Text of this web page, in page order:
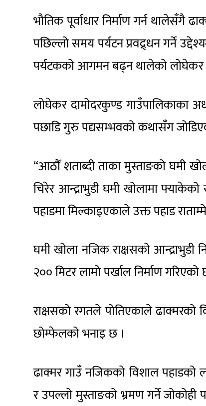
भौतिक पूर्वाधार निर्माण गर्न थालेसँगै
पछिल्लो समय पर्यटन प्रवद्र्धन गर्ने
पर्यटकको आगमन बढ्न थालेको लोघेकर
लोघेकर दामोदरकुण्ड गाउँपालिकाका
पछाडि गुरु पद्यसम्भवको कथासँग
“आठौँ शताब्दी ताका मुस्ताङको घमी
चिरेर आन्द्राभुडी घमी खोलामा
पहाडमा मिल्काइएकाले उक्त पहाड
घमी खोला नजिक राक्षसको
२०० मिटर लामो पर्खाल निर्माण गरिएको
राक्षसको रगतले पोतिएकाले ढाक्मरको
छोम्फेलको भनाइ छ ।
ढाक्मर गाउँ नजिकको विशाल पहाडको
र उपल्लो मुस्ताङको भ्रमण गर्ने जोकोही